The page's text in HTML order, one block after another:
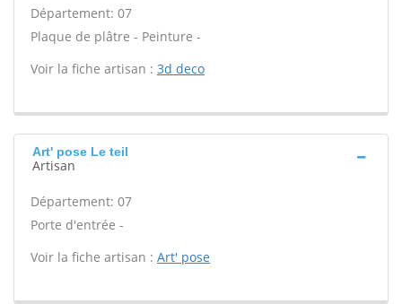
Département: 07
Plaque de plâtre - Peinture -
Voir la fiche artisan : 3d deco
Art' pose Le teil
Artisan
Département: 07
Porte d'entrée -
Voir la fiche artisan : Art' pose